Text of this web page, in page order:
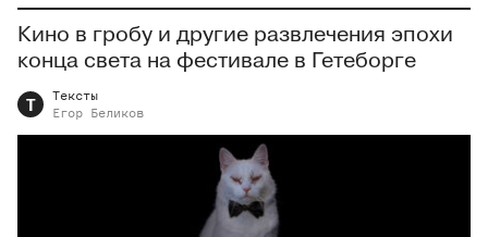
Кино в гробу и другие развлечения эпохи
конца света на фестивале в Гетеборге
Т
Тексты
Егор
Беликов